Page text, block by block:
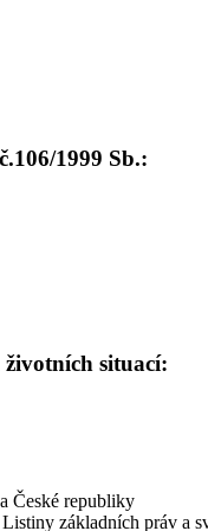
1999 Sb.:
situací:
České republiky
základních práv a